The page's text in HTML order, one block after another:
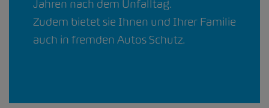
Jahren nach dem Unfalltag.
Zudem bietet sie Ihnen und Ihrer Familie
auch in fremden Autos Schutz.